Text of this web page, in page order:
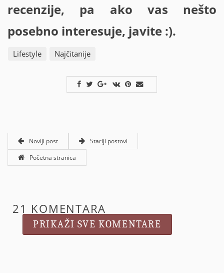
recenzije, pa ako vas nešto
posebno interesuje, javite :).
Lifestyle Najčitanije
Noviji post
Stariji postovi
Početna stranica
21 KOMENTARA
PRIKAŽI SVE KOMENTARE